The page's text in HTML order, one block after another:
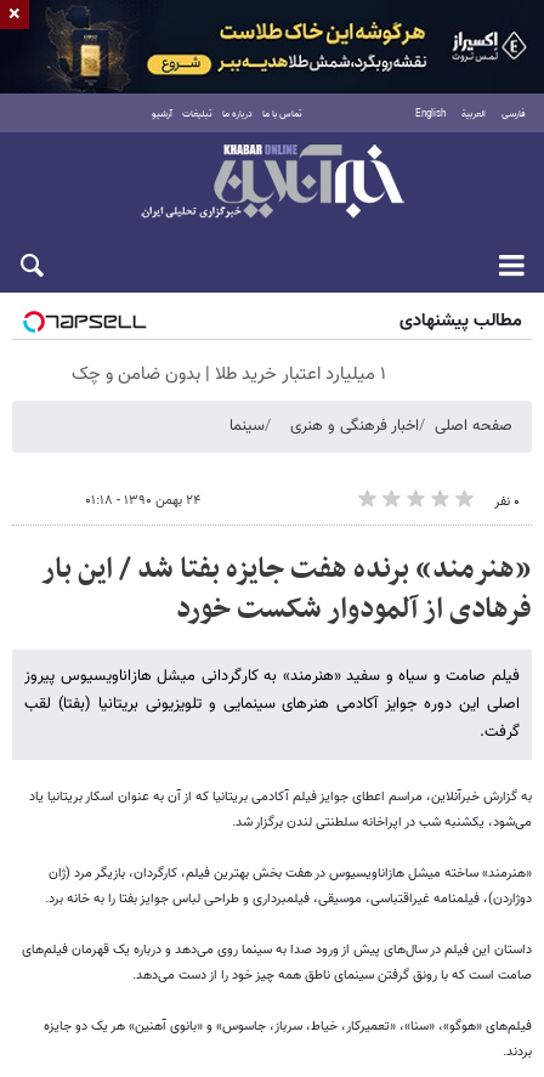
فارسی العربية English تماس با ما درباره ما تبلیغات آرشیو
پنجشنبه ۱۵ مرداد ۱۴۰۵
مطالب پیشنهادی
۱ میلیارد اعتبار خرید طلا | بدون ضامن و چک
صفحه اصلی اخبار فرهنگی و هنری سینما
۰ نفر ۲۴ بهمن ۱۳۹۰ - ۰۱:۱۸
«هنرمند» برنده هفت جایزه بفتا شد / این بار
فرهادی از آلمودوار شکست خورد
فیلم صامت و سیاه و سفید «هنرمند» به کارگردانی میشل هازاناویسیوس پیروز
اصلی این دوره جوایز آکادمی هنرهای سینمایی و تلویزیونی بریتانیا (بفتا) لقب
گرفت.
به گزارش خبرآنلاین، مراسم اعطای جوایز فیلم آکادمی بریتانیا که از آن به عنوان اسکار بریتانیا یاد
می‌شود، یکشنبه شب در اپراخانه سلطنتی لندن برگزار شد.
«هنرمند» ساخته میشل هازاناویسیوس در هفت بخش بهترین فیلم، کارگردان، بازیگر مرد (ژان
دوژاردن)، فیلمنامه غیراقتباسی، موسیقی، فیلمبرداری و طراحی لباس جوایز بفتا را به خانه برد.
داستان این فیلم در سال‌های پیش از ورود صدا به سینما روی می‌دهد و درباره یک قهرمان فیلم‌های
صامت است که با رونق گرفتن سینمای ناطق همه چیز خود را از دست می‌دهد.
فیلم‌های «هوگو»، «سنا»، «تعمیرکار، خیاط، سرباز، جاسوس» و «بانوی آهنین» هر یک دو جایزه
بردند.
×